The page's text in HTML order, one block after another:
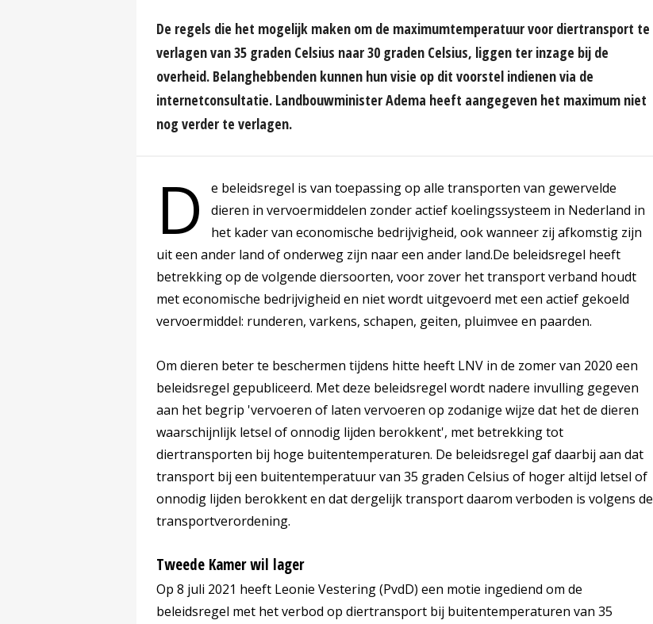
De regels die het mogelijk maken om de maximumtemperatuur voor diertransport te
verlagen van 35 graden Celsius naar 30 graden Celsius, liggen ter inzage bij de
overheid. Belanghebbenden kunnen hun visie op dit voorstel indienen via de
internetconsultatie. Landbouwminister Adema heeft aangegeven het maximum niet
nog verder te verlagen.
D
e beleidsregel is van toepassing op alle transporten van gewervelde
dieren in vervoermiddelen zonder actief koelingssysteem in Nederland in
het kader van economische bedrijvigheid, ook wanneer zij afkomstig zijn
uit een ander land of onderweg zijn naar een ander land.De beleidsregel heeft
betrekking op de volgende diersoorten, voor zover het transport verband houdt
met economische bedrijvigheid en niet wordt uitgevoerd met een actief gekoeld
vervoermiddel: runderen, varkens, schapen, geiten, pluimvee en paarden.
Om dieren beter te beschermen tijdens hitte heeft LNV in de zomer van 2020 een
beleidsregel gepubliceerd. Met deze beleidsregel wordt nadere invulling gegeven
aan het begrip 'vervoeren of laten vervoeren op zodanige wijze dat het de dieren
waarschijnlijk letsel of onnodig lijden berokkent', met betrekking tot
diertransporten bij hoge buitentemperaturen. De beleidsregel gaf daarbij aan dat
transport bij een buitentemperatuur van 35 graden Celsius of hoger altijd letsel of
onnodig lijden berokkent en dat dergelijk transport daarom verboden is volgens de
transportverordening.
Tweede Kamer wil lager
Op 8 juli 2021 heeft Leonie Vestering (PvdD) een motie ingediend om de
beleidsregel met het verbod op diertransport bij buitentemperaturen van 35